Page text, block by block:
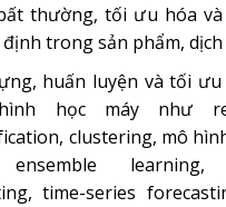
thường, tối ưu hóa
trong sản phẩm, dịch
huấn luyện và tối ưu
học máy như
clustering, mô
learning,
time-series